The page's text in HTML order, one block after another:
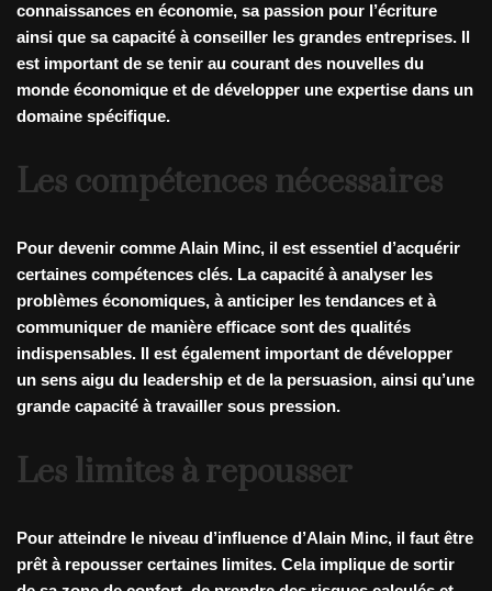
connaissances en économie, sa passion pour l’écriture
ainsi que sa capacité à conseiller les grandes entreprises. Il
est important de se tenir au courant des nouvelles du
monde économique et de développer une expertise dans un
domaine spécifique.
Les compétences nécessaires
Pour devenir comme Alain Minc, il est essentiel d’acquérir
certaines compétences clés. La capacité à analyser les
problèmes économiques, à anticiper les tendances et à
communiquer de manière efficace sont des qualités
indispensables. Il est également important de développer
un sens aigu du leadership et de la persuasion, ainsi qu’une
grande capacité à travailler sous pression.
Les limites à repousser
Pour atteindre le niveau d’influence d’Alain Minc, il faut être
prêt à repousser certaines limites. Cela implique de sortir